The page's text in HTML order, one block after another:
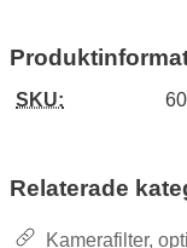
SKU:
Relaterade
Kamerafilter,